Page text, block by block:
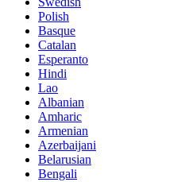
Polish
Basque
Catalan
Esperanto
Hindi
Lao
Albanian
Amharic
Armenian
Azerbaijani
Belarusian
Bengali